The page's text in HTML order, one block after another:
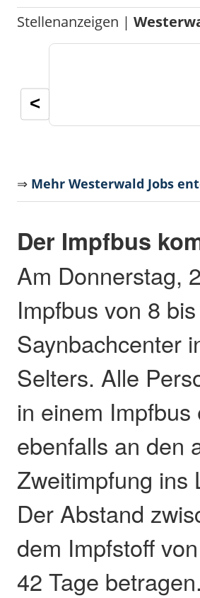
Stellenanzeigen |
<
⇒ Mehr Westerwald Jobs
Der Impfbus
Am Donnerstag,
Impfbus von 8
Saynbachcenter
Selters. Alle
in einem
ebenfalls an den
Zweitimpfung ins
Der Abstand
dem Impfstoff
42 Tage betragen.